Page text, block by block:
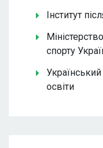
Інститут
спорту
освіти